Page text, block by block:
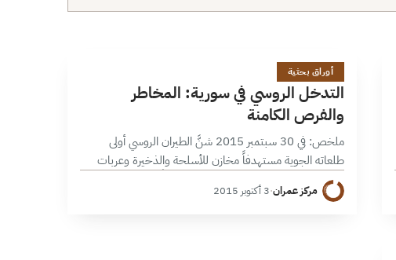
ا
17 دقائق
أوراق بحثية
التدخل الروسي في سورية: المخاطر
والفرص الكامنة
ملخص: في 30 سبتمبر 2015 شنَّ الطيران الروسي أولى
طلعاته الجوية مستهدفاً مخازن للأسلحة والذخيرة وعربات
ومدرعات في حمص وحماة وحلب؛ مستنداً إلى معلومات تم
جمعها وتحديدها من قبل غرفة…
مركز عمران·3 أكتوبر 2015